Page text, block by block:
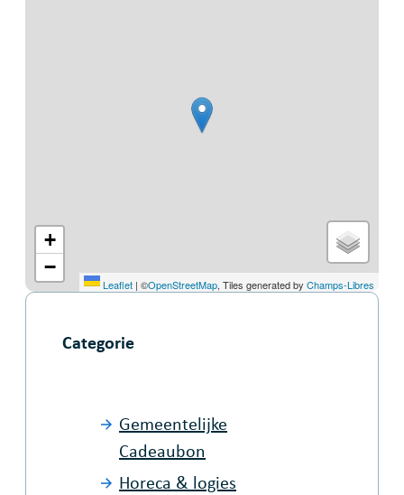
+
−
Leaflet | ©OpenStreetMap, Tiles generated by Champs-Libres
Categorie
Gemeentelijke
Cadeaubon
Horeca & logies